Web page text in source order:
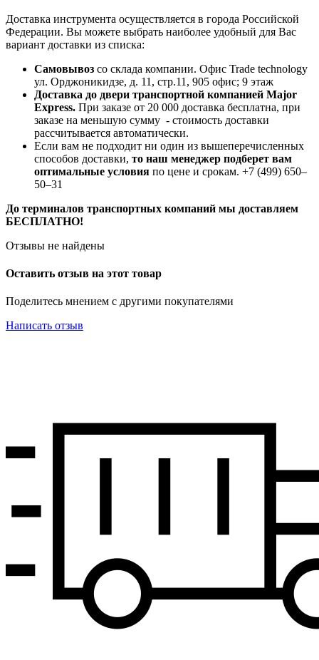
Доставка инструмента осуществляется в города Российской
Федерации. Вы можете выбрать наиболее удобный для Вас
вариант доставки из списка:
Самовывоз со склада компании. Офис Trade technology
ул. Орджоникидзе, д. 11, стр.11, 905 офис; 9 этаж
Доставка до двери транспортной компанией Major
Express. При заказе от 20 000 доставка бесплатна, при
заказе на меньшую сумму - стоимость доставки
рассчитывается автоматически.
Если вам не подходит ни один из вышеперечисленных
способов доставки, то наш менеджер подберет вам
оптимальные условия по цене и срокам. +7 (499) 650‒
50‒31
До терминалов транспортных компаний мы доставляем
БЕСПЛАТНО!
Отзывы не найдены
Оставить отзыв на этот товар
Поделитесь мнением с другими покупателями
Написать отзыв